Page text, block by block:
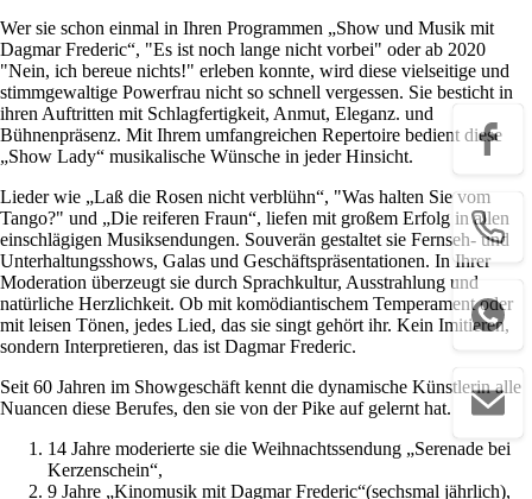
Wer sie schon einmal in Ihren Programmen „Show und Musik mit
Dagmar Frederic“, "Es ist noch lange nicht vorbei" oder ab 2020
"Nein, ich bereue nichts!" erleben konnte, wird diese vielseitige und
stimmgewaltige Powerfrau nicht so schnell vergessen. Sie besticht in
ihren Auftritten mit Schlagfertigkeit, Anmut, Eleganz. und
Bühnenpräsenz. Mit Ihrem umfangreichen Repertoire bedient diese
„Show Lady“ musikalische Wünsche in jeder Hinsicht.
Lieder wie „Laß die Rosen nicht verblühn“, "Was halten Sie vom
Tango?" und „Die reiferen Fraun“, liefen mit großem Erfolg in allen
einschlägigen Musiksendungen. Souverän gestaltet sie Fernseh- und
Unterhaltungsshows, Galas und Geschäftspräsentationen. In Ihrer
Moderation überzeugt sie durch Sprachkultur, Ausstrahlung und
natürliche Herzlichkeit. Ob mit komödiantischem Temperament oder
mit leisen Tönen, jedes Lied, das sie singt gehört ihr. Kein Imitieren,
sondern Interpretieren, das ist Dagmar Frederic.
Seit 60 Jahren im Showgeschäft kennt die dynamische Künstlerin alle
Nuancen diese Berufes, den sie von der Pike auf gelernt hat.
14 Jahre moderierte sie die Weihnachtssendung „Serenade bei
Kerzenschein“,
9 Jahre „Kinomusik mit Dagmar Frederic“(sechsmal jährlich),